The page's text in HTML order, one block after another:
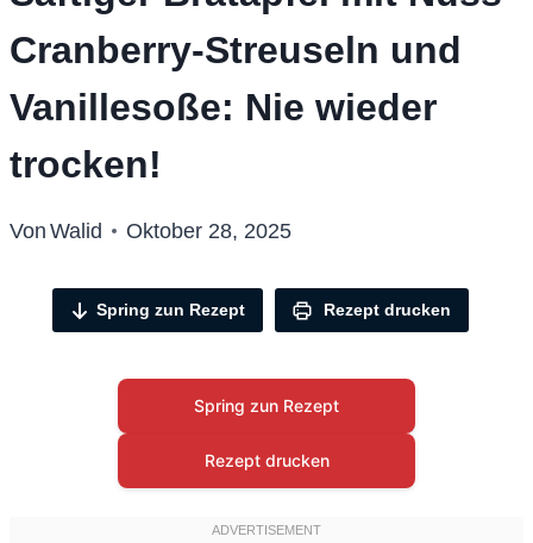
Cranberry-Streuseln und
Vanillesoße: Nie wieder
trocken!
Von Walid Oktober 28, 2025
Spring zun Rezept Rezept drucken
Spring zun Rezept
Rezept drucken